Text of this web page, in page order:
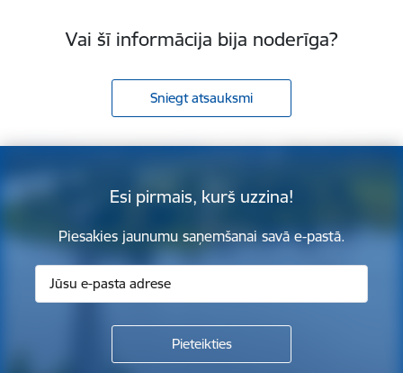
Vai šī informācija bija noderīga?
Sniegt atsauksmi
Esi pirmais, kurš uzzina!
Piesakies jaunumu saņemšanai savā e-pastā.